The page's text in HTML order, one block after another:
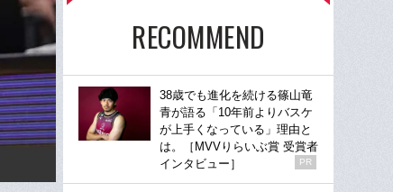
RECOMMEND
38歳でも進化を続ける篠山竜
青が語る「10年前よりバスケ
が上手くなっている」理由と
は。［MVVりらいぶ賞 受賞者
インタビュー］
PR